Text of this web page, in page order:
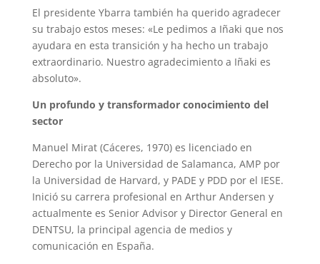
El presidente Ybarra también ha querido agradecer
su trabajo estos meses: «Le pedimos a Iñaki que nos
ayudara en esta transición y ha hecho un trabajo
extraordinario. Nuestro agradecimiento a Iñaki es
absoluto».
Un profundo y transformador conocimiento del
sector
Manuel Mirat (Cáceres, 1970) es licenciado en
Derecho por la Universidad de Salamanca, AMP por
la Universidad de Harvard, y PADE y PDD por el IESE.
Inició su carrera profesional en Arthur Andersen y
actualmente es Senior Advisor y Director General en
DENTSU, la principal agencia de medios y
comunicación en España.